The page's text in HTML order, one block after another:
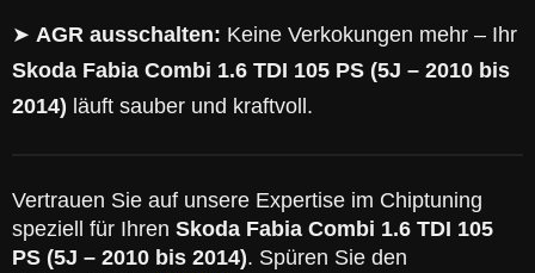
➤ AGR ausschalten: Keine Verkokungen mehr – Ihr
Skoda Fabia Combi 1.6 TDI 105 PS (5J – 2010 bis
2014) läuft sauber und kraftvoll.
Vertrauen Sie auf unsere Expertise im Chiptuning
speziell für Ihren Skoda Fabia Combi 1.6 TDI 105
PS (5J – 2010 bis 2014). Spüren Sie den